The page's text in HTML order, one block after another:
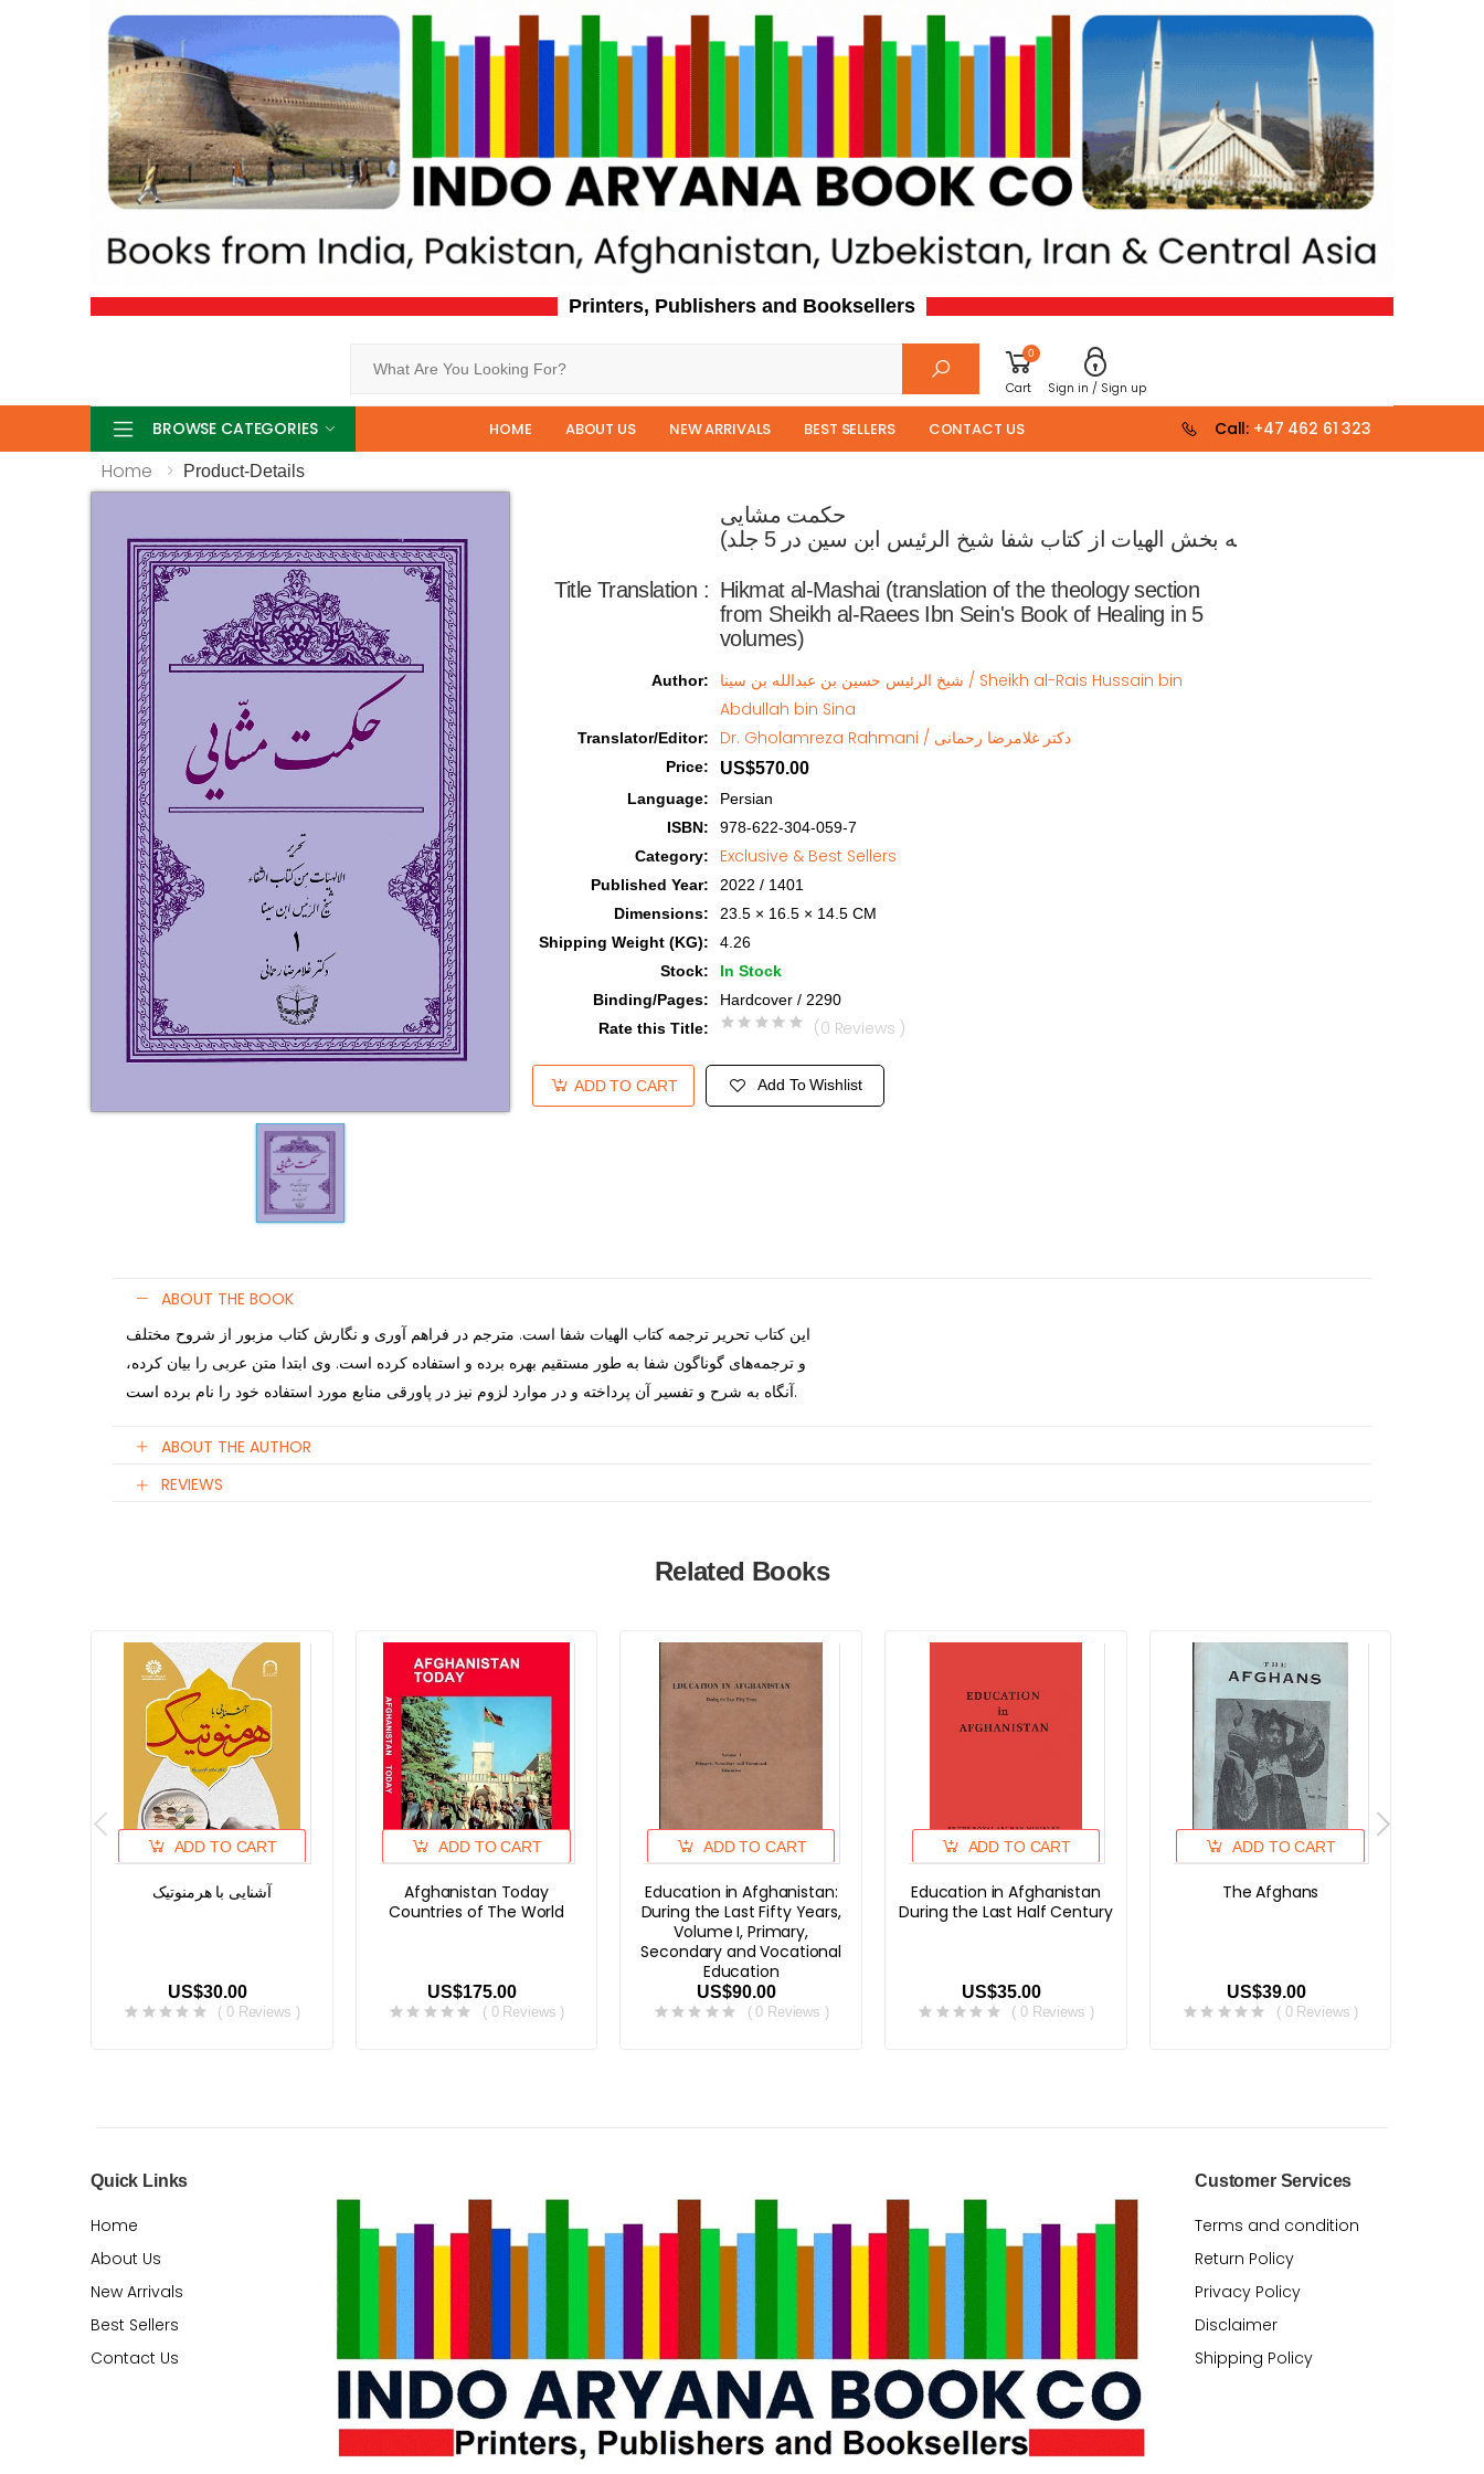
Printers, Publishers and Booksellers
0
Cart Sign in / Sign up
BROWSE CATEGORIES HOME ABOUT US NEW ARRIVALS BEST SELLERS CONTACT US Call: +47 462 61 323
Home Product-Details
حکمت مشایی
Title Translation : Hikmat al-Mashai (translation of the theology section
from Sheikh al-Raees Ibn Sein's Book of Healing in 5
volumes)
Author:
شیخ الرئیس حسین بن عبدالله بن سینا / Sheikh al-Rais Hussain bin
Abdullah bin Sina
Translator/Editor: Dr. Gholamreza Rahmani / دکتر غلامرضا رحمانی
Price: US$570.00
Language:
Persian
ISBN:
978-622-304-059-7
Category: Exclusive & Best Sellers
Published Year:
2022 / 1401
Dimensions:
23.5 × 16.5 × 14.5 CM
Shipping Weight (KG):
4.26
Stock:
In Stock
Binding/Pages:
Hardcover / 2290
Rate this Title: (0 Reviews )
ADD TO CART Add To Wishlist
ABOUT THE BOOK
این کتاب تحریر ترجمه کتاب الهیات شفا است. مترجم در فراهم آوری و نگارش کتاب مزبور از شروح مختلف
و ترجمه‌های گوناگون شفا به طور مستقیم بهره برده و استفاده کرده است. وی ابتدا متن عربی را بیان کرده،
آنگاه به شرح و تفسیر آن پرداخته و در موارد لزوم نیز در پاورقی منابع مورد استفاده خود را نام برده است.
ABOUT THE AUTHOR
REVIEWS
Related Books
ADD TO CART
آشنایی با هرمنوتیک
US$30.00
( 0 Reviews )
ADD TO CART
Afghanistan Today
Countries of The World
US$175.00
( 0 Reviews )
ADD TO CART
Education in Afghanistan:
During the Last Fifty Years,
Volume I, Primary,
Secondary and Vocational
Education
US$90.00
( 0 Reviews )
ADD TO CART
Education in Afghanistan
During the Last Half Century
US$35.00
( 0 Reviews )
ADD TO CART
The Afghans
US$39.00
( 0 Reviews )
Quick Links
Home
About Us
New Arrivals
Best Sellers
Contact Us
Customer Services
Terms and condition
Return Policy
Privacy Policy
Disclaimer
Shipping Policy